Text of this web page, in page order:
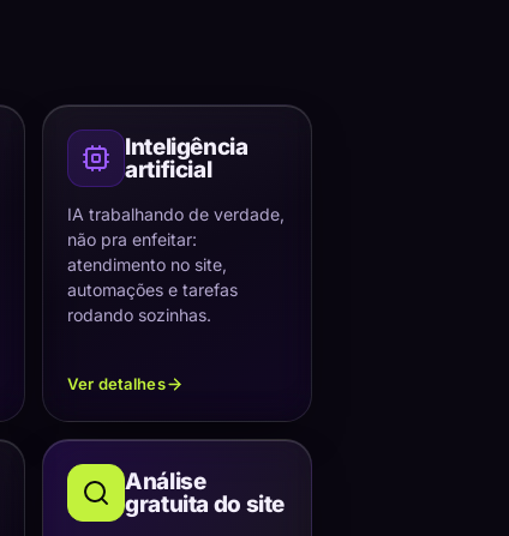
Inteligência
artificial
IA trabalhando de verdade,
não pra enfeitar:
atendimento no site,
automações e tarefas
rodando sozinhas.
Ver detalhes
Análise
gratuita do site